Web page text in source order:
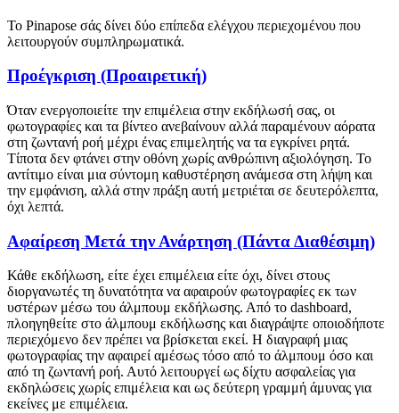
Το Pinapose σάς δίνει δύο επίπεδα ελέγχου περιεχομένου που
λειτουργούν συμπληρωματικά.
Προέγκριση (Προαιρετική)
Όταν ενεργοποιείτε την επιμέλεια στην εκδήλωσή σας, οι
φωτογραφίες και τα βίντεο ανεβαίνουν αλλά παραμένουν αόρατα
στη ζωντανή ροή μέχρι ένας επιμελητής να τα εγκρίνει ρητά.
Τίποτα δεν φτάνει στην οθόνη χωρίς ανθρώπινη αξιολόγηση. Το
αντίτιμο είναι μια σύντομη καθυστέρηση ανάμεσα στη λήψη και
την εμφάνιση, αλλά στην πράξη αυτή μετριέται σε δευτερόλεπτα,
όχι λεπτά.
Αφαίρεση Μετά την Ανάρτηση (Πάντα Διαθέσιμη)
Κάθε εκδήλωση, είτε έχει επιμέλεια είτε όχι, δίνει στους
διοργανωτές τη δυνατότητα να αφαιρούν φωτογραφίες εκ των
υστέρων μέσω του άλμπουμ εκδήλωσης. Από το dashboard,
πλοηγηθείτε στο άλμπουμ εκδήλωσης και διαγράψτε οποιοδήποτε
περιεχόμενο δεν πρέπει να βρίσκεται εκεί. Η διαγραφή μιας
φωτογραφίας την αφαιρεί αμέσως τόσο από το άλμπουμ όσο και
από τη ζωντανή ροή. Αυτό λειτουργεί ως δίχτυ ασφαλείας για
εκδηλώσεις χωρίς επιμέλεια και ως δεύτερη γραμμή άμυνας για
εκείνες με επιμέλεια.